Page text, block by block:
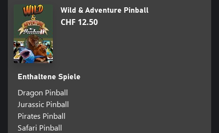
Wild & Adventure Pinball
CHF 12.50
Enthaltene Spiele
Dragon Pinball
Jurassic Pinball
Pirates Pinball
Safari Pinball